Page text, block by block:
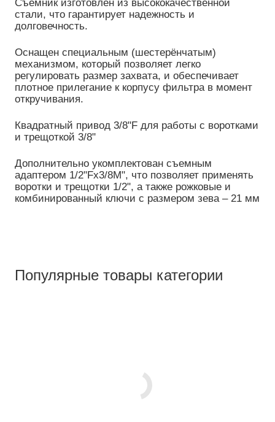
стали, что гарантирует надежность и
долговечность.
Оснащен специальным (шестерёнчатым)
механизмом, который позволяет легко
регулировать размер захвата, и обеспечивает
плотное прилегание к корпусу фильтра в момент
откручивания.
Квадратный привод 3/8"F для работы с воротками
и трещоткой 3/8"
Дополнительно укомплектован съемным
адаптером 1/2"Fx3/8M", что позволяет применять
воротки и трещотки 1/2", а также рожковые и
комбинированный ключи с размером зева – 21 мм
Популярные товары категории